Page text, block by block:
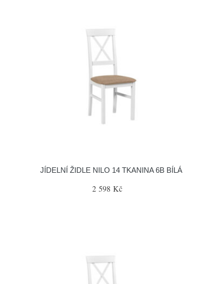
JÍDELNÍ ŽIDLE NILO 14 TKANINA 6B BÍLÁ
2 598 Kč